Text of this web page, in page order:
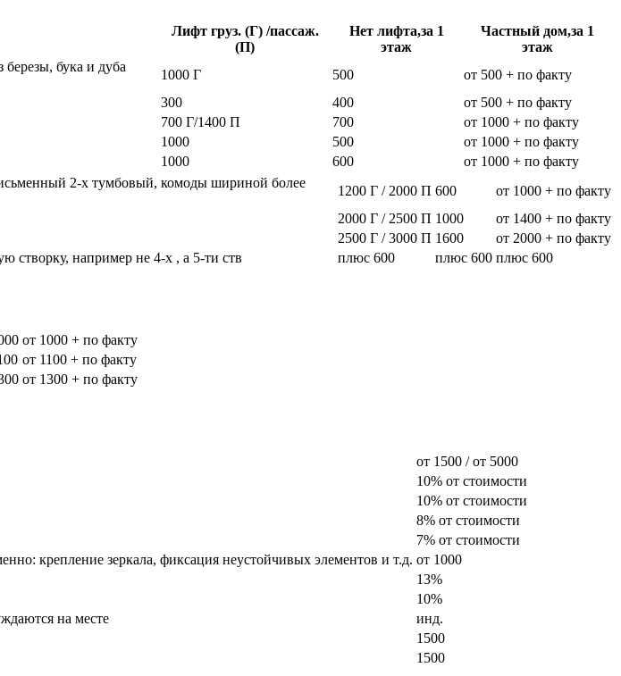
Лифт груз. (Г) /пассаж.
(П)
Нет лифта,за 1
этаж
Частный дом,за 1
этаж
бука и дуба
1000 Г 500
от 500 + по факту
300 400
от 500 + по факту
700 Г/1400 П 700
от 1000 + по факту
1000 500
от 1000 + по факту
1000 600 от 1000 + по факту
2-х тумбовый, комоды шириной более
1200 Г / 2000 П 600
от 1000 + по факту
2000 Г / 2500 П 1000
от 1400 + по факту
2500 Г / 3000 П 1600
от 2000 + по факту
створку, например не 4-х , а 5-ти ств
плюс 600 плюс 600 плюс 600
от 1000 + по факту
от 1100 + по факту
от 1300 + по факту
от 1500 / от 5000
10% от стоимости
10% от стоимости
8% от стоимости
7% от стоимости
крепление зеркала, фиксация неустойчивых элементов и т.д. от 1000
13%
10%
на месте
инд.
1500
1500